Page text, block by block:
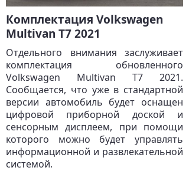
Комплектация Volkswagen
Multivan T7 2021
Отдельного внимания заслуживает
комплектация обновленного
Volkswagen Multivan T7 2021.
Сообщается, что уже в стандартной
версии автомобиль будет оснащен
цифровой приборной доской и
сенсорным дисплеем, при помощи
которого можно будет управлять
информационной и развлекательной
системой.